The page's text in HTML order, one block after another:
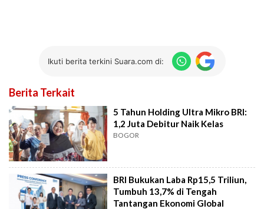
Ikuti berita terkini Suara.com di:
Berita Terkait
5 Tahun Holding Ultra Mikro BRI:
1,2 Juta Debitur Naik Kelas
BOGOR
BRI Bukukan Laba Rp15,5 Triliun,
Tumbuh 13,7% di Tengah
Tantangan Ekonomi Global